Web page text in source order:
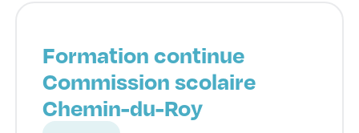
Formation continue
Commission scolaire
Chemin-du-Roy